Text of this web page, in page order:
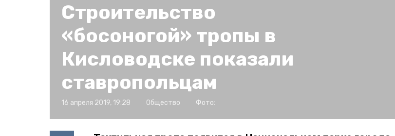
Строительство
«босоногой» тропы в
Кисловодске показали
ставропольцам
16 апреля 2019, 19:28 Общество Фото: